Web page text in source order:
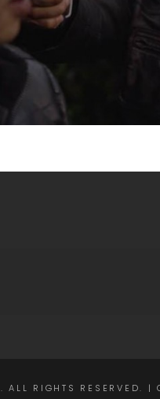
. ALL RIGHTS RESERVED. |